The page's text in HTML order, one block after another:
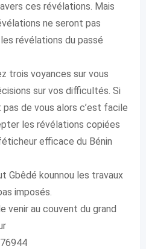
ces révélations. Mais
ne seront pas
révélations du passé
trois voyances sur vous
sur vos difficultés. Si
de vous alors c’est facile
les révélations copiées
efficace du Bénin
Gbêdé kounnou les travaux
imposés.
venir au couvent du grand